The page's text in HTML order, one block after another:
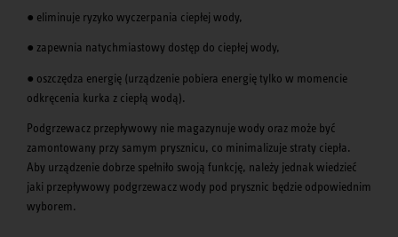
● eliminuje ryzyko wyczerpania ciepłej wody,
● zapewnia natychmiastowy dostęp do ciepłej wody,
● oszczędza energię (urządzenie pobiera energię tylko w momencie
odkręcenia kurka z ciepłą wodą).
Podgrzewacz przepływowy nie magazynuje wody oraz może być
zamontowany przy samym prysznicu, co minimalizuje straty ciepła.
Aby urządzenie dobrze spełniło swoją funkcję, należy jednak wiedzieć
jaki przepływowy podgrzewacz wody pod prysznic będzie odpowiednim
wyborem.